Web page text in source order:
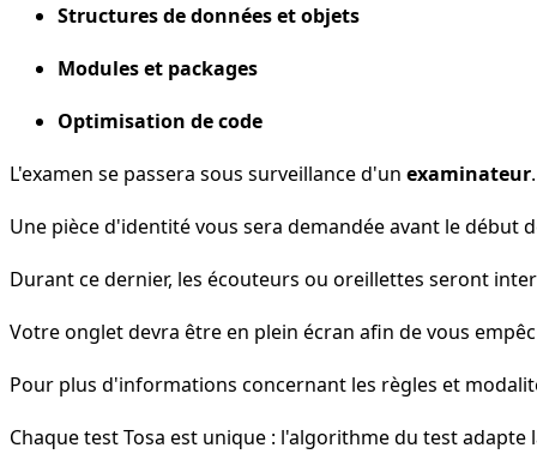
Structures de données et objets
Modules et packages
Optimisation de code
L'examen se passera sous surveillance d'un examinateur.
Une pièce d'identité vous sera demandée avant le début
Durant ce dernier, les écouteurs ou oreillettes seront
Votre onglet devra être en plein écran afin de vous
Pour plus d'informations concernant les règles et
Chaque test Tosa est unique : l'algorithme du test